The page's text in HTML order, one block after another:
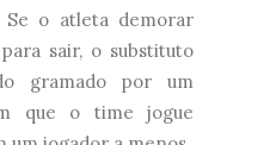
Se o atleta demorar
sair, o substituto
gramado por um
que o time jogue